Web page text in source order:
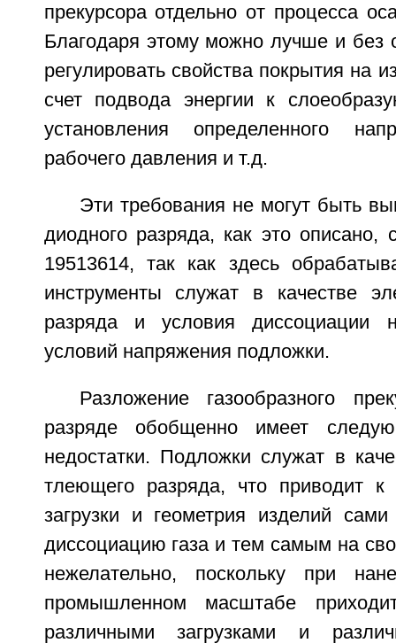
прекурсора отдельно от процесса
Благодаря этому можно лучше и без
регулировать свойства покрытия на
счет подвода энергии к
установления определенного
рабочего давления и т.д.
Эти требования не могут быть
диодного разряда, как это описано,
19513614, так как здесь
инструменты служат в качестве
разряда и условия диссоциации
условий напряжения подложки.
Разложение газообразного
разряде обобщенно имеет
недостатки. Подложки служат в
тлеющего разряда, что приводит к
загрузки и геометрия изделий
диссоциацию газа и тем самым на
нежелательно, поскольку при
промышленном масштабе
различными загрузками и